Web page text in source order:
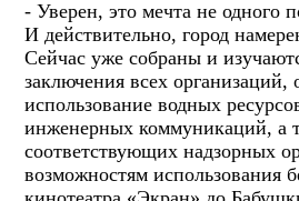
- Уверен, это мечта не одного
И действительно, город
Сейчас уже собраны и
заключения всех организаций,
использование водных
инженерных коммуникаций, а
соответствующих надзорных
возможностям использования